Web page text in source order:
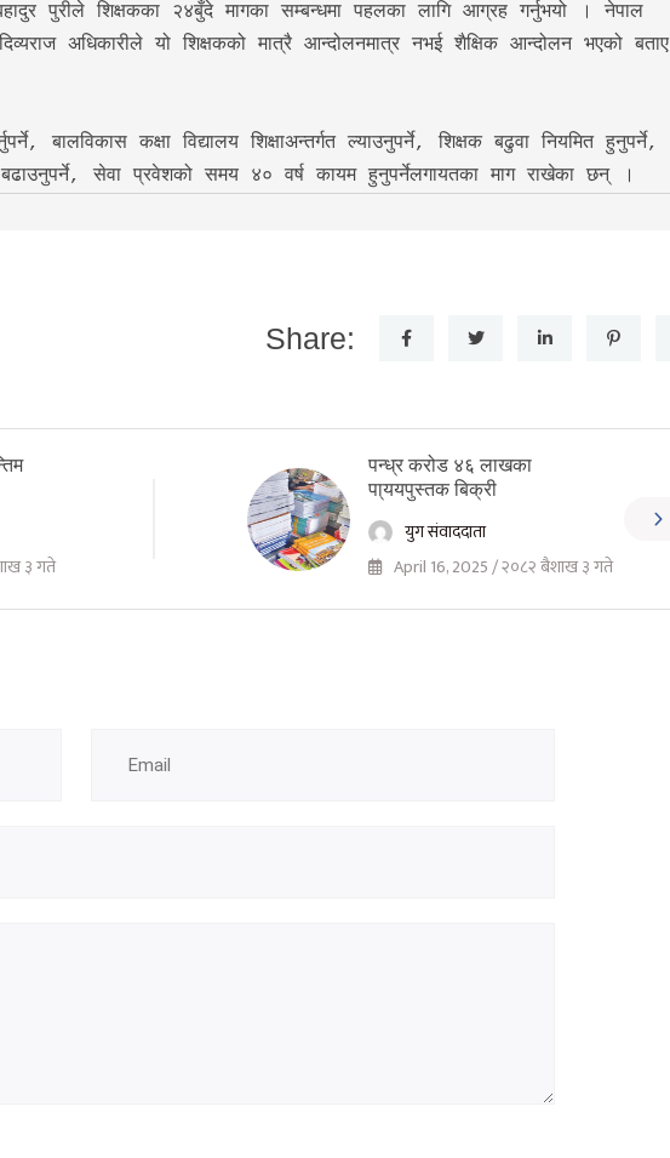
पुरीले शिक्षकका २४बुँदे मागका सम्बन्धमा पहलका लागि आग्रह गर्नुभयो । नेपाल
अधिकारीले यो शिक्षकको मात्रै आन्दोलनमात्र नभई शैक्षिक आन्दोलन भएको बताए
बालविकास कक्षा विद्यालय शिक्षाअन्तर्गत ल्याउनुपर्ने, शिक्षक बढुवा नियमित हुनुपर्ने,
बढाउनुपर्ने, सेवा प्रवेशको समय ४० वर्ष कायम हुनुपर्नेलगायतका माग राखेका छन् ।
Share:
३ गते
पन्ध्र करोड ४६ लाखका
पा्ययपुस्तक बिक्री
युग संवाददाता
April 16, 2025 / २०८२ बैशाख ३ गते